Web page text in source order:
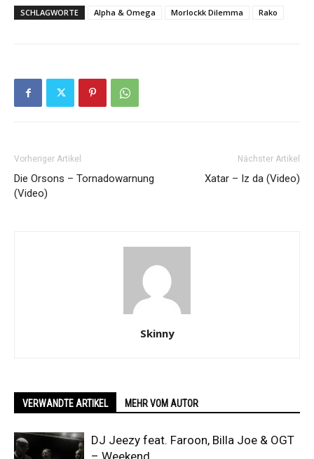
SCHLAGWORTE Alpha & Omega Morlockk Dilemma Rako
Vorheriger Artikel
Die Orsons – Tornadowarnung
(Video)
Nächster Artikel
Xatar – Iz da (Video)
Skinny
VERWANDTE ARTIKEL MEHR VOM AUTOR
DJ Jeezy feat. Faroon, Billa Joe & OGT